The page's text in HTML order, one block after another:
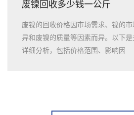
废镍回收多少钱一公斤
废镍的回收价格因市场需求、镍的
异和废镍的质量等因素而异。以下
详细分析，包括价格范围、影响因